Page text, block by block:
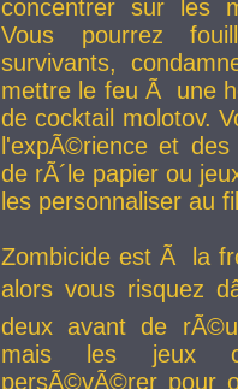
concentrer sur les
Vous pourrez
survivants,
mettre le feu Ã une
de cocktail molotov.
l'expÃ©rience et
de rÃ´le papier ou
les personnaliser au
Zombicide est Ã la
alors vous risquez
deux avant de
mais les jeux
persÃ©vÃ©rer pour